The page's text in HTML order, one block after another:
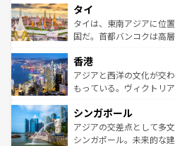
リティに包まれながら、
わってみ
覧を参照してほしい。
急速な発展と共に伝統が
ーチミン市のフランス統
醸し出している。また、
とつ。フォーやバインミ
ひ現地で味わいたい。ど
が旅行者を迎えてくれる
参照してほしい。
タイ
タイは、東南アジアに位
国だ。首都バンコクは高
の活気が交差している。
帯で自然と触れ合い、南
いビーチでリゾート気分
激する。気候は一年中温
が待っている。親しみや
た文化、そして多様な観
香港
アジアと西洋の文化が交
もっている。ヴィクトリ
み、どこを訪れても感動
ており、効率よく見どこ
うな絶景から文化的な体
シンガポール
アジアの交差点として多
シンガポール。未来的な